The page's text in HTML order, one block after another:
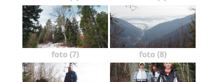
foto (7) foto (8)